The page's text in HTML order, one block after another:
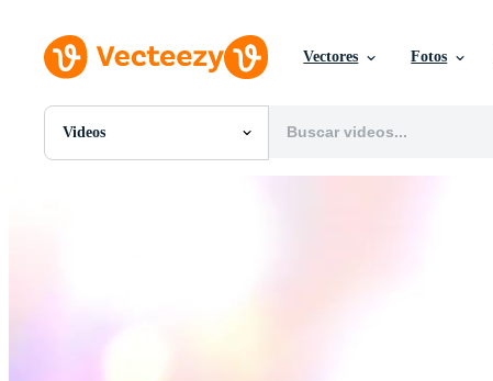
Vectores Fotos
Videos
Todas Imágenes